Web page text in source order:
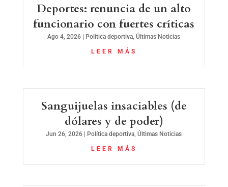
Deportes: renuncia de un alto
funcionario con fuertes críticas
Ago 4, 2026 Política deportiva,Últimas Noticias
LEER MÁS
Sanguijuelas insaciables (de
dólares y de poder)
Jun 26, 2026 Política deportiva,Últimas Noticias
LEER MÁS